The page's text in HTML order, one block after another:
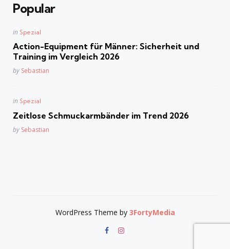
Popular
Posted
in
in Spezial
Action-Equipment für Männer: Sicherheit und
Training im Vergleich 2026
Posted
by Sebastian
Posted
in Spezial
Zeitlose Schmuckarmbänder im Trend 2026
Posted
by Sebastian
WordPress Theme by 3FortyMedia